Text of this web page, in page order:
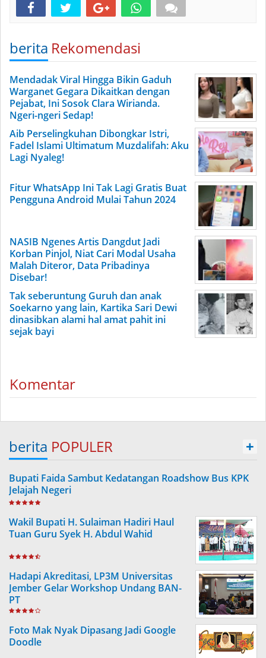
berita Rekomendasi
Mendadak Viral Hingga Bikin Gaduh
Warganet Gegara Dikaitkan dengan
Pejabat, Ini Sosok Clara Wirianda.
Ngeri-ngeri Sedap!
Aib Perselingkuhan Dibongkar Istri,
Fadel Islami Ultimatum Muzdalifah: Aku
Lagi Nyaleg!
Fitur WhatsApp Ini Tak Lagi Gratis Buat
Pengguna Android Mulai Tahun 2024
NASIB Ngenes Artis Dangdut Jadi
Korban Pinjol, Niat Cari Modal Usaha
Malah Diteror, Data Pribadinya
Disebar!
Tak seberuntung Guruh dan anak
Soekarno yang lain, Kartika Sari Dewi
dinasibkan alami hal amat pahit ini
sejak bayi
Komentar
berita POPULER +
Bupati Faida Sambut Kedatangan Roadshow Bus KPK
Jelajah Negeri
Wakil Bupati H. Sulaiman Hadiri Haul
Tuan Guru Syek H. Abdul Wahid
Hadapi Akreditasi, LP3M Universitas
Jember Gelar Workshop Undang BAN-
PT
Foto Mak Nyak Dipasang Jadi Google
Doodle